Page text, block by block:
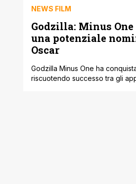
NEWS FILM
Godzilla: Minus
una potenziale
Oscar
Godzilla Minus One ha
riscuotendo successo tra gli